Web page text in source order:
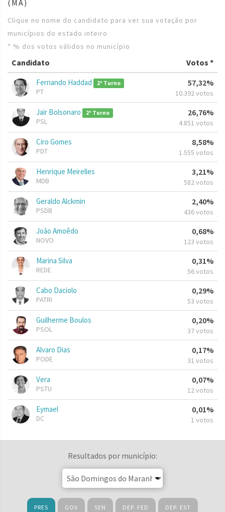
(MA)
Clique no nome do candidato para ver sua votação por
municípios do estado inteiro
* % dos votos válidos no município
Candidato Votos *
Fernando Haddad 2º Turno
PT
57,32%
10.392 votos
Jair Bolsonaro 2º Turno
PSL
26,76%
4.851 votos
Ciro Gomes
PDT
8,58%
1.555 votos
Henrique Meirelles
MDB
3,21%
582 votos
Geraldo Alckmin
PSDB
2,40%
436 votos
João Amoêdo
NOVO
0,68%
123 votos
Marina Silva
REDE
0,31%
56 votos
Cabo Daciolo
PATRI
0,29%
53 votos
Guilherme Boulos
PSOL
0,20%
37 votos
Alvaro Dias
PODE
0,17%
31 votos
Vera
PSTU
0,07%
12 votos
Eymael
DC
0,01%
1 votos
Resultados por município:
PRES GOV SEN DEP. FED DEP. EST